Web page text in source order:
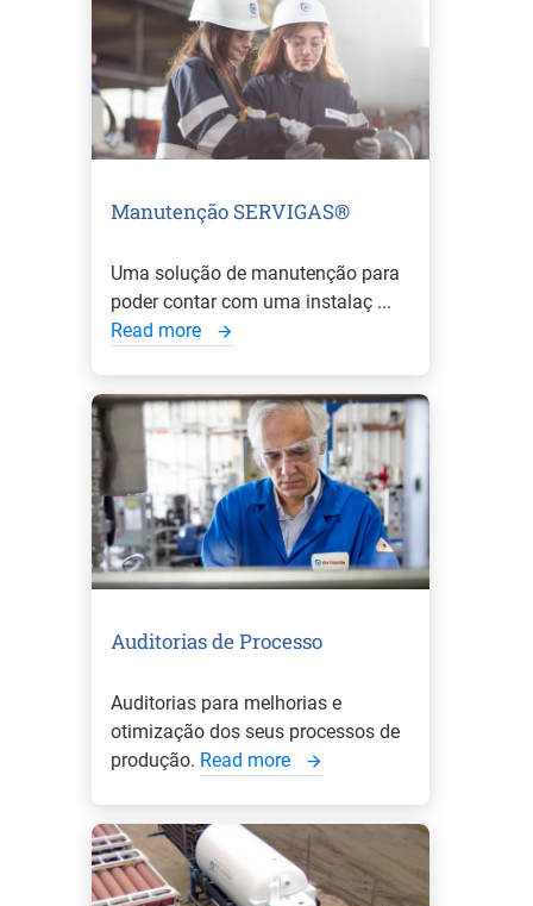
Manutenção SERVIGAS®
Uma solução de manutenção para
poder contar com uma instalaç ...
Read more
Auditorias de Processo
Auditorias para melhorias e
otimização dos seus processos de
produção. Read more